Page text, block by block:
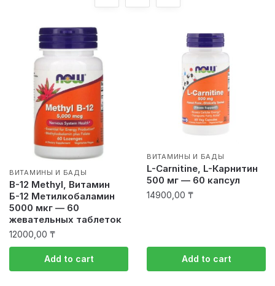
ВИТАМИНЫ И БАДЫ
B-12 Methyl, Витамин
Б-12 Метилкобаламин
5000 мкг — 60
жевательных таблеток
12000,00 ₸
Add to cart
ВИТАМИНЫ И БАДЫ
L-Carnitine, L-Карнитин
500 мг — 60 капсул
14900,00 ₸
Add to cart